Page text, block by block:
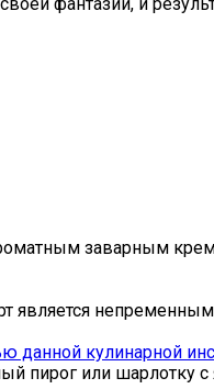
заварным
является непременным
данной кулинарной
пирог или шарлотку с